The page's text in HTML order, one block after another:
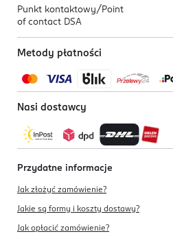
Punkt kontaktowy/ Point
of contact DSA
Metody płatności
Nasi dostawcy
Przydatne informacje
Jak złożyć zamówienie?
Jakie są formy i koszty dostawy?
Jak opłacić zamówienie?